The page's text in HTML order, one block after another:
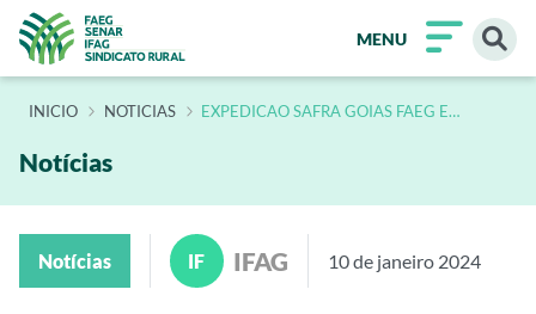
MENU
INÍCIO NOTICIAS EXPEDICAO SAFRA GOIAS FAEG E
Notícias
Notícias IF IFAG 10 de janeiro 2024